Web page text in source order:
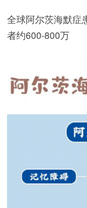
全球阿尔茨海默症
者约600-800万